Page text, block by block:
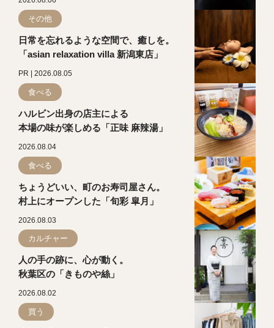
その他
日常を忘れるような空間で、癒しを。
「asian relaxation villa 新潟東店」
PR | 2026.08.05
食べる
ハルビン出身の店主による
本場の味が楽しめる「正味 麻辣湯」
2026.08.04
食べる
ちょうどいい、町のお寿司屋さん。
村上にオープンした「旬彩 皐月」
2026.08.03
カルチャー
人の手の跡に、心が動く。
秋葉区の「きものや絲」
2026.08.02
買う